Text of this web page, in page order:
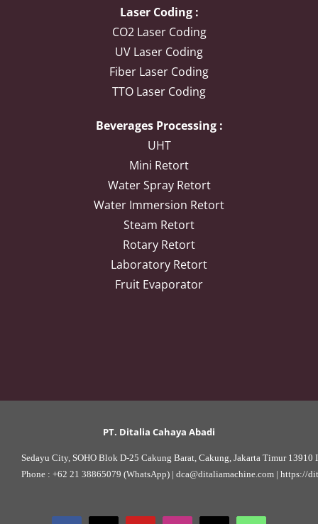
Laser Coding :
CO2 Laser Coding
UV Laser Coding
Fiber Laser Coding
TTO Laser Coding
Beverages Processing :
UHT
Mini Retort
Water Spray Retort
Water Immersion Retort
Steam Retort
Rotary Retort
Laboratory Retort
Fruit Evaporator
PT. Ditalia Cahaya Abadi
Sedayu City, SOHO Blok D-25 Cakung Barat, Cakung, Jakarta Timur 13910
Phone : +62 21 38865079 (WhatsApp) | dca@ditaliamachine.com | https://